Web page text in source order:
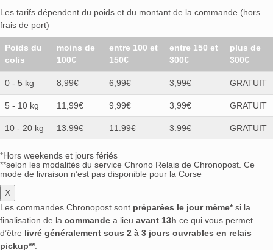
Les tarifs dépendent du poids et du montant de la commande (hors
frais de port)
Poids du
colis
moins de
100€
entre 100 et
150€
entre 150 et
300€
plus de
300€
0 - 5 kg 8,99€ 6,99€ 3,99€ GRATUIT
5 - 10 kg 11,99€ 9,99€ 3,99€ GRATUIT
10 - 20 kg 13.99€ 11.99€ 3.99€ GRATUIT
*Hors weekends et jours fériés
**selon les modalités du service Chrono Relais de Chronopost. Ce
mode de livraison n’est pas disponible pour la Corse
X
Les commandes Chronopost sont préparées le jour même*si la
finalisation de la commande a lieu avant 13h ce qui vous permet
d’être livré généralement sous 2 à 3 jours ouvrables en relais
pickup**.